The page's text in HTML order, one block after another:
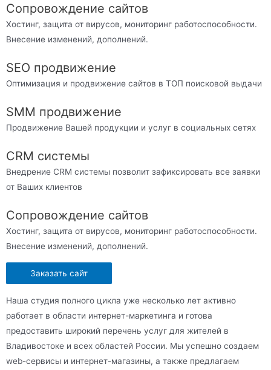
Сопровождение сайтов
Хостинг, защита от вирусов, мониторинг работоспособности.
Внесение изменений, дополнений.
SEO продвижение
Оптимизация и продвижение сайтов в ТОП поисковой выдачи
SMM продвижение
Продвижение Вашей продукции и услуг в социальных сетях
CRM системы
Внедрение CRM системы позволит зафиксировать все заявки
от Ваших клиентов
Сопровождение сайтов
Хостинг, защита от вирусов, мониторинг работоспособности.
Внесение изменений, дополнений.
Заказать сайт
Наша студия полного цикла уже несколько лет активно
работает в области интернет-маркетинга и готова
предоставить широкий перечень услуг для жителей в
Владивостоке и всех областей России. Мы успешно создаем
web-сервисы и интернет-магазины, а также предлагаем